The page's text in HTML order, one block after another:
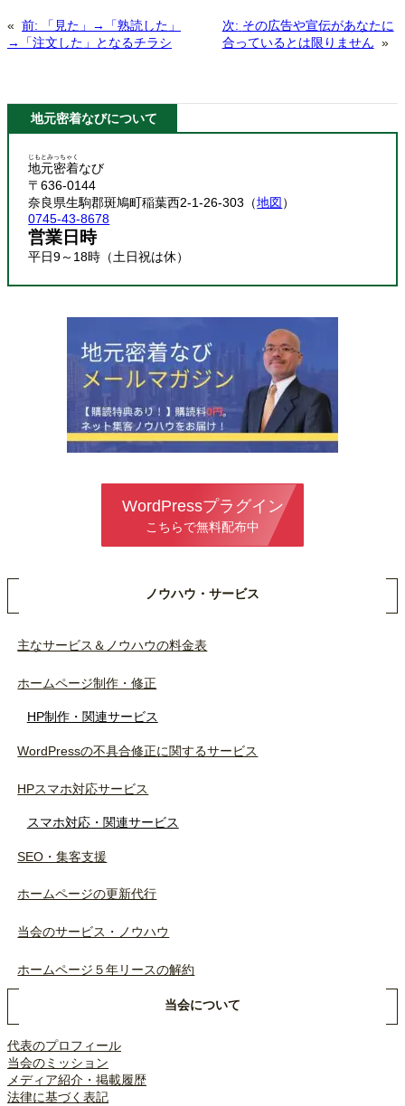
« 前:
「見た」→「熟読した」
→「注文した」となるチラシ
次: その広告や宣伝があなたに
合っているとは限りません »
地元密着なびについて
地元密着
じもとみっちゃく
なび
〒636-0144
奈良県生駒郡斑鳩町稲葉西2-1-26-303（地図）
0745-43-8678
営業日時
平日9～18時（土日祝は休）
WordPressプラグイン
こちらで無料配布中
ノウハウ・サービス
主なサービス＆ノウハウの料金表
ホームページ制作・修正
HP制作・関連サービス
WordPressの不具合修正に関するサービス
HPスマホ対応サービス
スマホ対応・関連サービス
SEO・集客支援
ホームページの更新代行
当会のサービス・ノウハウ
ホームページ５年リースの解約
当会について
代表のプロフィール
当会のミッション
メディア紹介・掲載履歴
法律に基づく表記